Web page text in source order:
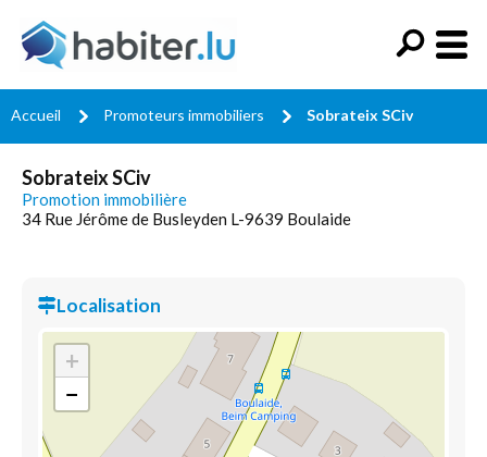
Accueil Promoteurs immobiliers Sobrateix SCiv
Sobrateix SCiv
Promotion immobilière
34 Rue Jérôme de Busleyden L-9639 Boulaide
Localisation
+
−